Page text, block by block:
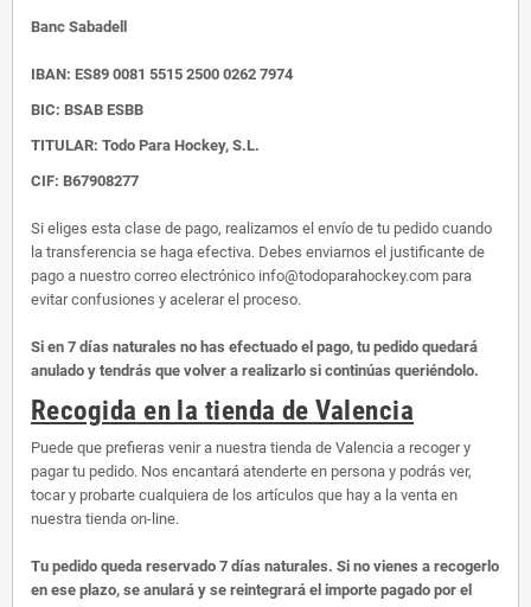
Banc Sabadell
IBAN: ES89 0081 5515 2500 0262 7974
BIC: BSAB ESBB
TITULAR: Todo Para Hockey, S.L.
CIF: B67908277
Si eliges esta clase de pago, realizamos el envío de tu pedido cuando
la transferencia se haga efectiva. Debes enviarnos el justificante de
pago a nuestro correo electrónico info@todoparahockey.com para
evitar confusiones y acelerar el proceso.
Si en 7 días naturales no has efectuado el pago, tu pedido quedará
anulado y tendrás que volver a realizarlo si continúas queriéndolo.
Recogida en la tienda de Valencia
Puede que prefieras venir a nuestra tienda de Valencia a recoger y
pagar tu pedido. Nos encantará atenderte en persona y podrás ver,
tocar y probarte cualquiera de los artículos que hay a la venta en
nuestra tienda on-line.
Tu pedido queda reservado 7 días naturales. Si no vienes a recogerlo
en ese plazo, se anulará y se reintegrará el importe pagado por el